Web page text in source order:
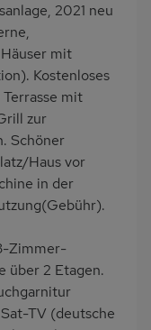
2021 neu
mit
Kostenloses
mit
zur
Schöner
Haus vor
in der
Zimmer-
über 2 Etagen.
TV (deutsche